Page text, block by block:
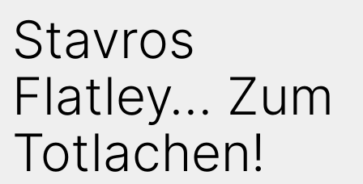
Stavros
Flatley… Zum
Totlachen!